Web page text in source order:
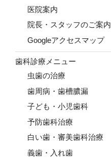
医院案内
院長・スタッフのご案内
Googleアクセスマップ
歯科診療メニュー
虫歯の治療
歯周病・歯槽膿漏
子ども・小児歯科
予防歯科治療
白い歯・審美歯科治療
義歯・入れ歯